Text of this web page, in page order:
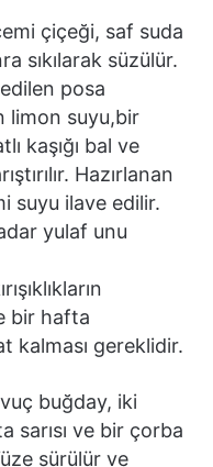
çiçeği, saf suda
sıkılarak süzülür.
posa
limon suyu,bir
kaşığı bal ve
Hazırlanan
suyu ilave edilir.
yulaf unu
bir hafta
kalması gereklidir.
buğday, iki
sarısı ve bir çorba
sürülür ve